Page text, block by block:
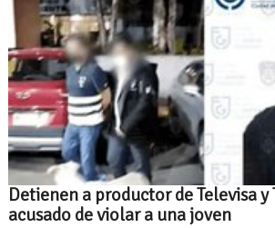
Detienen a productor de Televisa y
acusado de violar a una joven